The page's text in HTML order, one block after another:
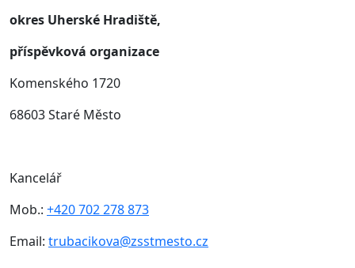
okres Uherské Hradiště,
příspěvková organizace
Komenského 1720
68603 Staré Město
Kancelář
Mob.: +420 702 278 873
Email: trubacikova@zsstmesto.cz